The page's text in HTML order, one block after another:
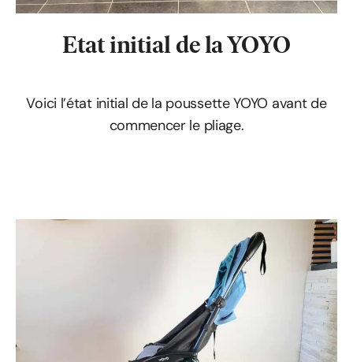
Etat initial de la YOYO
Voici l’état initial de la poussette YOYO avant de
commencer le pliage.